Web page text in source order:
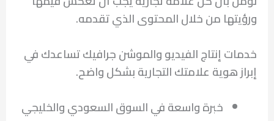
ورؤيتها من خلال المحتوى الذي تقدمه.
خدمات إنتاج الفيديو والموشن جرافيك تساعدك في
إبراز هوية علامتك التجارية بشكل واضح.
خبرة واسعة في السوق السعودي والخليجي